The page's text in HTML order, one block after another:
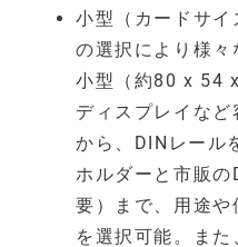
小型（カードサ
の選択により様々
小型（約80 x 54
ディスプレイな
から、DINレール
ホルダーと市販
要）まで、用途
を選択可能。ま